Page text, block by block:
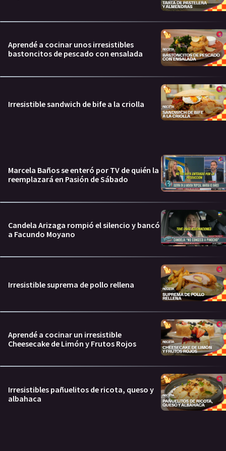
Aprendé a cocinar unos irresistibles
bastoncitos de pescado con ensalada
Irresistible sandwich de bife a la criolla
Marcela Baños se enteró por TV de quién la
reemplazará en Pasión de Sábado
Candela Arizaga rompió el silencio y bancó
a Facundo Moyano
Irresistible suprema de pollo rellena
Aprendé a cocinar un irresistible
Cheesecake de Limón y Frutos Rojos
Irresistibles pañuelitos de ricota, queso y
albahaca